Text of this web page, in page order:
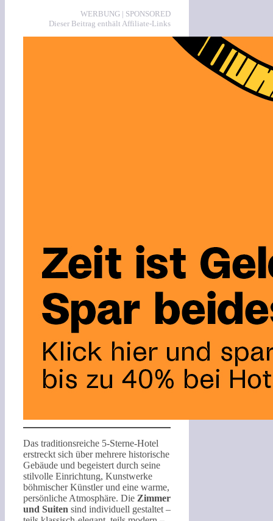
WERBUNG | SPONSORED
Dieser Beitrag enthält Affiliate-Links
Das traditionsreiche 5-Sterne-Hotel
erstreckt sich über mehrere historische
Gebäude und begeistert durch seine
stilvolle Einrichtung, Kunstwerke
böhmischer Künstler und eine warme,
persönliche Atmosphäre. Die Zimmer
und Suiten sind individuell gestaltet –